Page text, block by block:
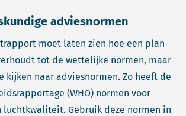
adviesnormen
moet laten zien hoe een plan
tot de wettelijke normen, maar
kijken naar adviesnormen. Zo heeft de
(WHO) normen voor
Gebruik deze normen in